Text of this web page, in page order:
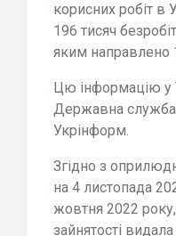
корисних робіт в
196 тисяч
яким направлено
Цю інформацію у
Державна служба
Укрінформ.
Згідно з
на 4 листопада
жовтня 2022
зайнятості